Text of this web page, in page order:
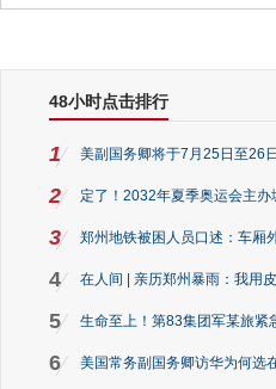
48小时点击排行
1 美副国务卿将于7月25日至26
2 定了！2032年夏季奥运会主
3 郑州地铁被困人员口述：车厢
4 在人间 | 亲历郑州暴雨：我用
5 生命至上！第83集团军某旅紧
6 美国常务副国务卿访华为何选